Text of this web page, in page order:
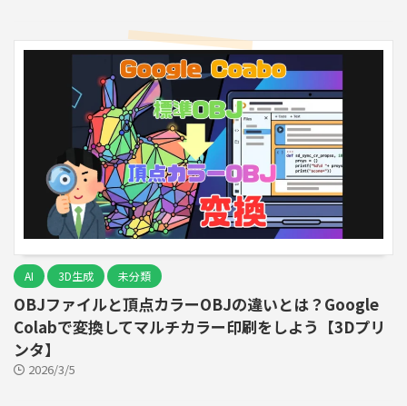
AI 3D生成 未分類
OBJファイルと頂点カラーOBJの違いとは？Google
Colabで変換してマルチカラー印刷をしよう【3Dプリ
ンタ】
2026/3/5